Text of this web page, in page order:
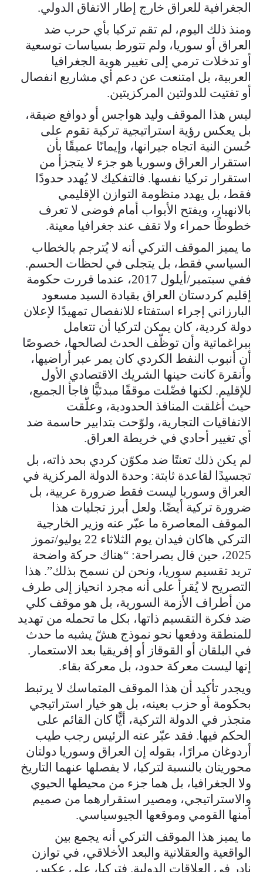
الجغرافية للعراق خارج إطار الاتفاق الدولي.
ومنذ ذلك اليوم، لم تقم تركيا بأي حرب ضد
العراق أو سوريا، ولم تتورط بسياسات توسعية
أو تدخلات ترمي إلى تغيير هوية الجغرافيا
العربية، بل امتنعت عن دعم أي مشاريع انفصال
أو تفتيت للدولتين المركزيتين.
ليس هذا الموقف وليد هواجس أو دوافع ضيقة،
بل يعكس رؤية استراتيجية تركية تقوم على
حُسن النية اتجاه جيرانها، وإيمانًا عميقًا بأن
استقرار العراق وسوريا هو جزء لا يتجزأ من
استقرار تركيا نفسها. فالتفكيك لا يُهدد حدودًا
فقط، بل يهدد منظومة التوازن الإقليمي
بالانهيار، ويفتح الأبواب أمام فوضى لا تعرف
خطوطًا حمراء ولا تقف عند جغرافيا معينة.
ما يميز الموقف التركي أنه لا يُترجم بالخطاب
السياسي فقط، بل يتجلى في لحظات الحسم.
ففي سبتمبر/أيلول 2017، عندما قررت حكومة
إقليم كردستان العراق بقيادة السيد مسعود
البارزاني إجراء استفتاء للانفصال تمهيدًا لإعلان
دولة كردية، كان يمكن لتركيا أن تتعامل
ببراغماتية وأن توظّف الحدث لصالحها، خصوصًا
أن أنبوب النفط الكردي كان يمر عبر أراضيها،
وأنقرة كانت حينها الشريك الاقتصادي الأول
للإقليم. لكنها فضّلت موقفًا مبدئيًّا فاجأ الجميع،
حيث أغلقت المنافذ الحدودية، وعلّقت
الاتفاقيات التجارية، ولوّحت بتدابير حاسمة ضد
أي تغيير أحادي في خريطة العراق.
لم يكن ذلك تعنتًا ضد مكوّن كردي بحد ذاته، بل
تجسيدًا لقاعدة ثابتة: وحدة الدولة المركزية في
العراق وسوريا ليست فقط ضرورة عربية، بل
ضرورة تركية أيضًا. ولعل أبرز تجليات هذا
الموقف المعاصرة ما عبّر عنه وزير الخارجية
التركي هاكان فيدان يوم الثلاثاء 22 يوليو/تموز
2025، حين قال بصراحة: “هناك حركة واضحة
تريد تقسيم سوريا، ونحن لن نسمح بذلك”. هذا
التصريح لا يُقرأ على أنه مجرد انحياز إلى طرف
من أطراف الأزمة السورية، بل هو موقف كلي
ضد فكرة التقسيم ذاتها، بكل ما تحمله من تهديد
للمنطقة ودفعها نحو نموذج هشّ يشبه ما حدث
في البلقان أو القوقاز أو إفريقيا بعد الاستعمار.
إنها ليست معركة حدود، بل معركة بقاء.
ويجدر تأكيد أن هذا الموقف المتماسك لا يرتبط
بحكومة أو حزب بعينه، بل هو خيار استراتيجي
متجذر في الدولة التركية، أيًّا كان القائم على
الحكم فيها. فقد عبّر عنه الرئيس رجب طيب
أردوغان مرارًا، بقوله إن العراق وسوريا دولتان
محوريتان بالنسبة لتركيا، لا يفصلها عنهما التاريخ
ولا الجغرافيا، بل هما جزء من محيطها الحيوي
والاستراتيجي، ومصير استقرارهما من صميم
أمنها القومي وموقعها الجيوسياسي.
ما يميز هذا الموقف التركي أنه يجمع بين
الواقعية والعقلانية والبعد الأخلاقي، في توازن
نادر في العلاقات الدولية. فتركيا، على عكس